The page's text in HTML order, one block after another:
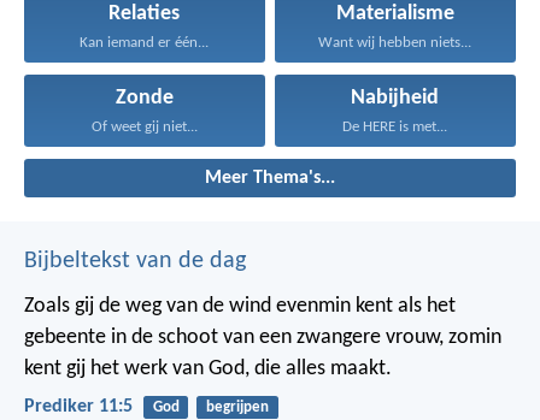
Relaties
Kan iemand er één...
Materialisme
Want wij hebben niets...
Zonde
Of weet gij niet...
Nabijheid
De HERE is met...
Meer Thema's...
Bijbeltekst van de dag
Zoals gij de weg van de wind evenmin kent als het
gebeente in de schoot van een zwangere vrouw, zomin
kent gij het werk van God, die alles maakt.
Prediker 11:5 God begrijpen